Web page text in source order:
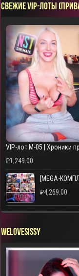
СВЕЖИЕ VIP-ЛОТЫ
VIP-лот M-05 | Хроники
₽1,249.00
[MEGA-
₽4,269.00
WELOVESISSY